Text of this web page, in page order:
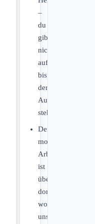
–
du
gibst
nicht
auf,
bis
der
Auftrag
steht
Dein
mobiler
Arbeitsplatz
ist
überall
dort,
wo
unsere